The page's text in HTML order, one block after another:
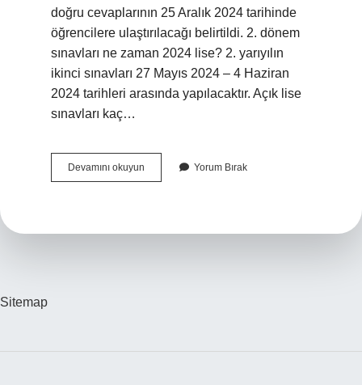
doğru cevaplarının 25 Aralık 2024 tarihinde
öğrencilere ulaştırılacağı belirtildi. 2. dönem
sınavları ne zaman 2024 lise? 2. yarıyılın
ikinci sınavları 27 Mayıs 2024 – 4 Haziran
2024 tarihleri ​​arasında yapılacaktır. Açık lise
sınavları kaç…
Devamını okuyun
Öğretim
Yorum Bırak
Sitemap